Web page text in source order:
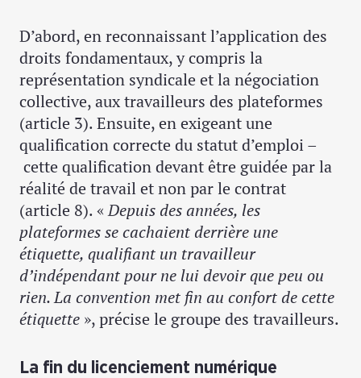
D’abord, en reconnaissant l’application des
droits fondamentaux, y compris la
représentation syndicale et la négociation
collective, aux travailleurs des plateformes
(article 3). Ensuite, en exigeant une
qualification correcte du statut d’emploi –
cette qualification devant être guidée par la
réalité de travail et non par le contrat
(article 8). «Depuis des années, les
plateformes se cachaient derrière une
étiquette, qualifiant un travailleur
d’indépendant pour ne lui devoir que peu ou
rien. La convention met fin au confort de cette
étiquette », précise le groupe des travailleurs.
La fin du licenciement numérique